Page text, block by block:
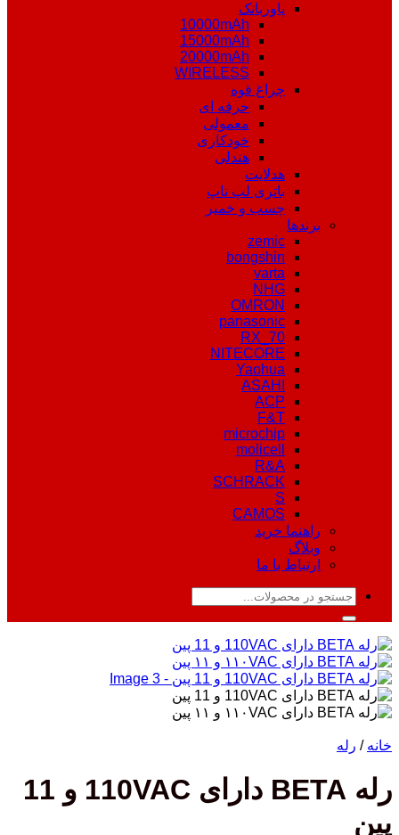
پاوربانک
10000mAh
15000mAh
20000mAh
WIRELESS
چراغ قوه
حرفه ای
معمولی
خودکاری
هندلی
هدلایت
باتری لپ تاپ
چسب و خمیر
برندها
zemic
bongshin
varta
NHG
OMRON
panasonic
RX_70
NITECORE
Yaohua
ASAHI
ACP
F&T
microchip
molicell
R&A
SCHRACK
S
CAMOS
راهنما خرید
وبلاگ
ارتباط با ما
جستجو
خانه / رله
رله BETA دارای 110VAC و 11
پین